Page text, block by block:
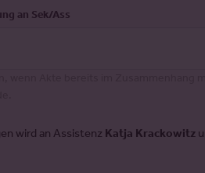
an Sek/Ass
wird an Assistenz Katja Krackowitz